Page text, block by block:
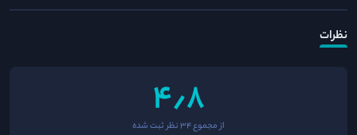
نظرات
4٫8از مجموع 34 نظر ثبت شده